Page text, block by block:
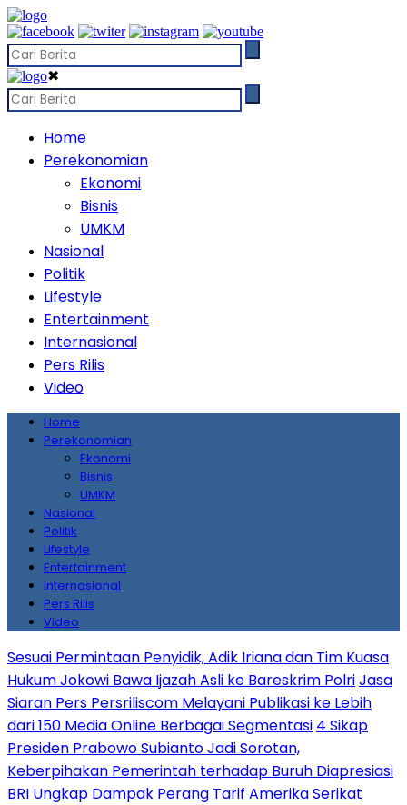
✖
Home
Perekonomian
Ekonomi
Bisnis
UMKM
Nasional
Politik
Lifestyle
Entertainment
Internasional
Pers Rilis
Video
Home
Perekonomian
Ekonomi
Bisnis
UMKM
Nasional
Politik
Lifestyle
Entertainment
Internasional
Pers Rilis
Video
Sesuai Permintaan Penyidik, Adik Iriana dan Tim Kuasa
Hukum Jokowi Bawa Ijazah Asli ke Bareskrim PolriJasa
Siaran Pers Persriliscom Melayani Publikasi ke Lebih
dari 150 Media Online Berbagai Segmentasi 4 Sikap
Presiden Prabowo Subianto Jadi Sorotan,
Keberpihakan Pemerintah terhadap Buruh Diapresiasi
BRI Ungkap Dampak Perang Tarif Amerika Serikat